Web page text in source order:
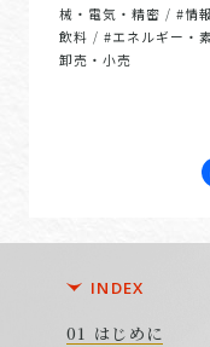
械・電気・精密 /#情
飲料 / #エネルギー・
卸売・小売
INDEX
はじめに